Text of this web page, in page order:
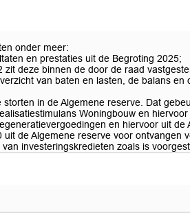
onder meer:
en prestaties uit de Begroting 2025;
deze binnen de door de raad
van baten en lasten, de balans en
in de Algemene reserve. Dat
Woningbouw en
en hiervoor uit
de Algemene reserve voor
investeringskredieten zoals is